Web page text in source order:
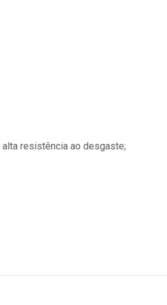
resistência ao desgaste;